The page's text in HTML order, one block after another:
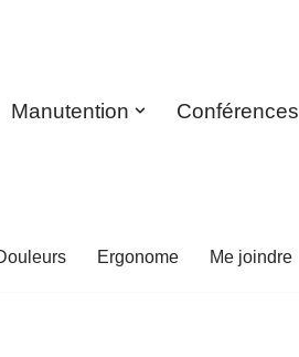
Manutention Conférences
Ergonome Me joindre